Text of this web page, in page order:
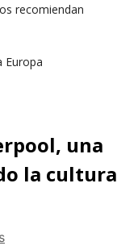
recomiendan
Europa
una
la cultura